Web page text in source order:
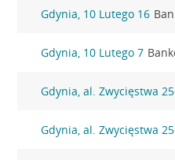
Gdynia, 10 Lutego 16
Gdynia, 10 Lutego 7
Gdynia, al. Zwycięstwa
Gdynia, al. Zwycięstwa